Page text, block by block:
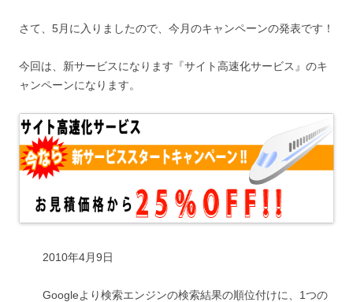
さて、5月に入りましたので、今月のキャンペーンの発表です！
今回は、新サービスになります『サイト高速化サービス』のキ
ャンペーンになります。
2010年4月9日
Googleより検索エンジンの検索結果の順位付けに、1つの